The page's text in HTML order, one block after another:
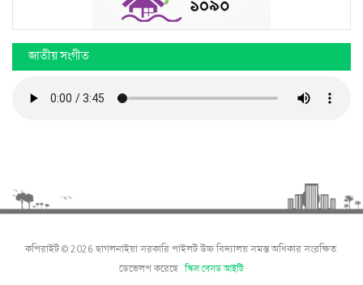
জাতীয় সংগীত
কপিরাইট © 2026 ছাগলনাইয়া সরকারি পাইলট উচ্চ বিদ্যালয় সমস্ত অধিকার সংরক্ষিত.
ডেভেলপ করেছে স্কিল বেসড আইটি